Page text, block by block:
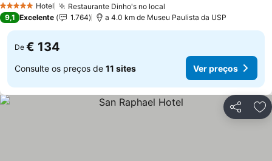
5 Estrelas Hotel Restaurante Dinho's no local
Ver preços
9,1 Excelente 1.764 a 4.0 km de Museu Paulista da USP
De € 134
Consulte os preços de 11 sites Ver preços
Partilhar